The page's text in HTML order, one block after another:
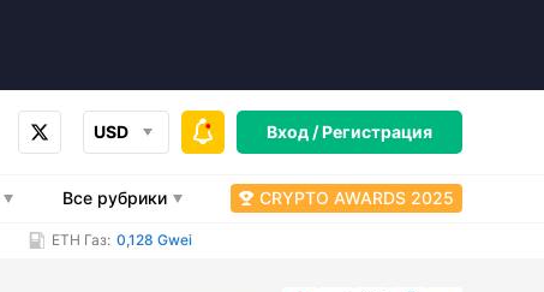
USD Вход /Регистрация
Все рубрики CRYPTO AWARDS 2025
ETH Газ: 0,128 Gwei